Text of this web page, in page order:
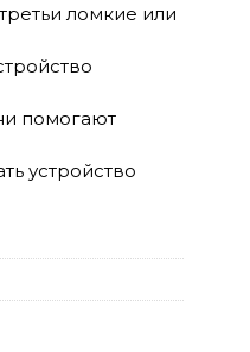
ломкие или
помогают
устройство